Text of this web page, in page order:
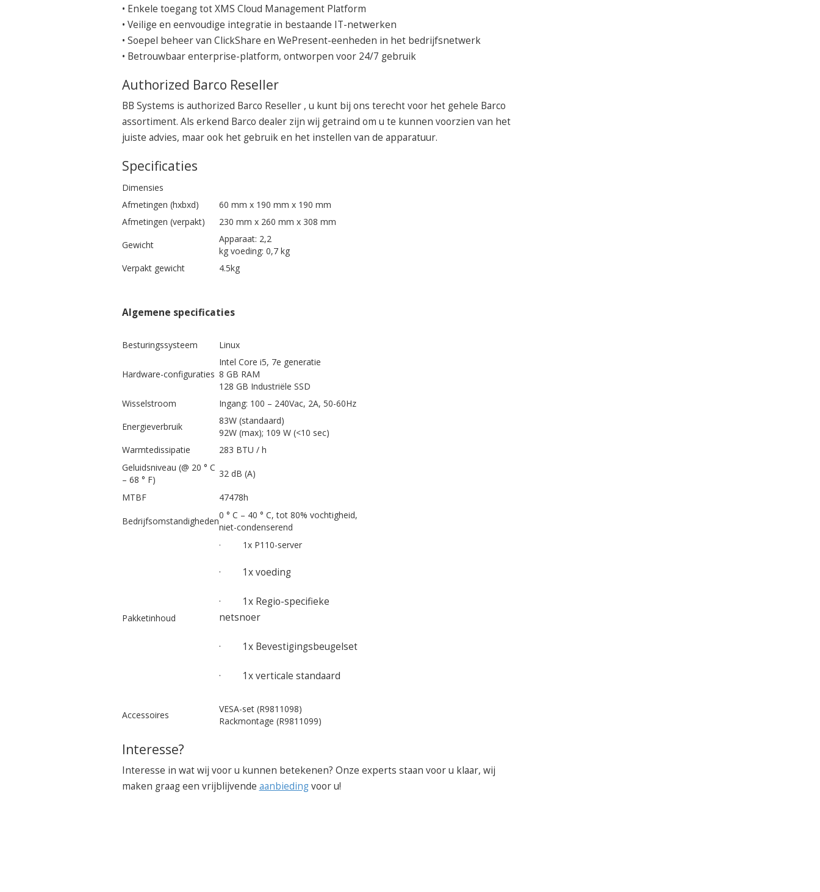
• Enkele toegang tot XMS Cloud Management Platform
• Veilige en eenvoudige integratie in bestaande IT-netwerken
• Soepel beheer van ClickShare en WePresent-eenheden in het bedrijfsnetwerk
• Betrouwbaar enterprise-platform, ontworpen voor 24/7 gebruik
Authorized Barco Reseller
BB Systems is authorized Barco Reseller , u kunt bij ons terecht voor het gehele Barco
assortiment. Als erkend Barco dealer zijn wij getraind om u te kunnen voorzien van het
juiste advies, maar ook het gebruik en het instellen van de apparatuur.
Specificaties
Dimensies
Afmetingen (hxbxd)
60 mm x 190 mm x 190 mm
Afmetingen (verpakt)
230 mm x 260 mm x 308 mm
Gewicht
Apparaat: 2,2
kg voeding: 0,7 kg
Verpakt gewicht
4.5kg
Algemene specificaties
Besturingssysteem Linux
Hardware-configuraties
Intel Core i5, 7e generatie
8 GB RAM
128 GB Industriële SSD
Wisselstroom
Ingang: 100 – 240Vac, 2A, 50-60Hz
Energieverbruik
83W (standaard)
92W (max); 109 W (<10 sec)
Warmtedissipatie
283 BTU / h
Geluidsniveau (@ 20 ° C
– 68 ° F)
32 dB (A)
MTBF 47478h
Bedrijfsomstandigheden
0 ° C – 40 ° C, tot 80% vochtigheid,
niet-condenserend
Pakketinhoud
· 1x P110-server
· 1x voeding
· 1x Regio-specifieke
netsnoer
· 1x Bevestigingsbeugelset
· 1x verticale standaard
Accessoires
VESA-set (R9811098)
Rackmontage (R9811099)
Interesse?
Interesse in wat wij voor u kunnen betekenen? Onze experts staan voor u klaar, wij
maken graag een vrijblijvende aanbiedingvoor u!